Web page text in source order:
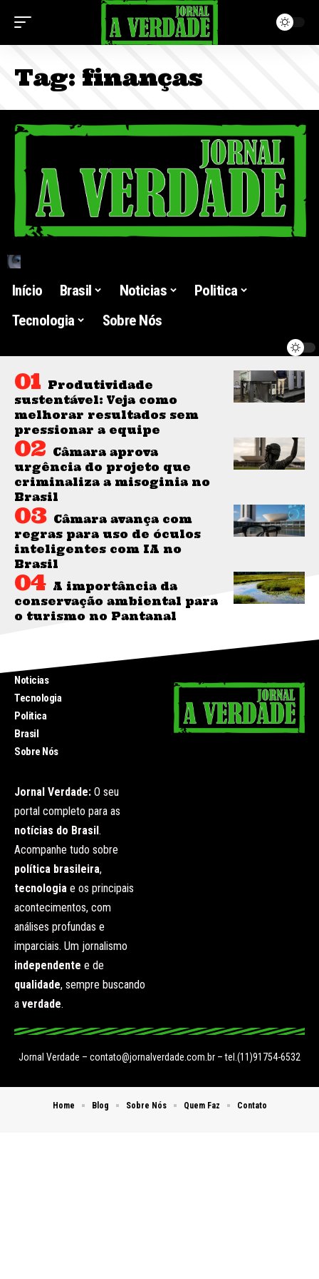
Tag: finanças
Início Brasil Noticias
Politica
Tecnologia
Sobre Nós
Produtividade
sustentável: Veja como
melhorar resultados sem
pressionar a equipe
Câmara aprova
urgência do projeto que
criminaliza a misoginia no
Brasil
Câmara avança com
regras para uso de óculos
inteligentes com IA no
Brasil
A importância da
conservação ambiental para
o turismo no Pantanal
Noticias
Tecnologia
Politica
Brasil
Sobre Nós
Jornal Verdade: O seu
portal completo para as
notícias do Brasil .
Acompanhe tudo sobre
política brasileira,
tecnologia e os principais
acontecimentos, com
análises profundas e
imparciais. Um jornalismo
independente e de
qualidade, sempre buscando
a verdade.
Jornal Verdade – contato@jornalverdade.com.br – tel.(11)91754-6532
Home Blog Sobre Nós Quem Faz Contato